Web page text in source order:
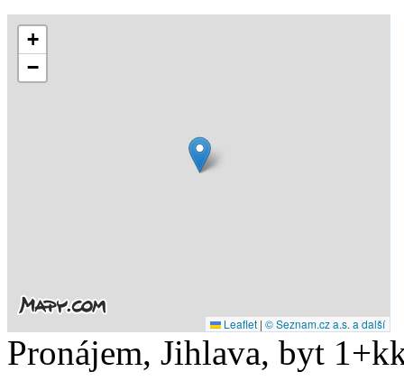
+
−
Leaflet | © Seznam.cz a.s. a další
Pronájem, Jihlava, byt